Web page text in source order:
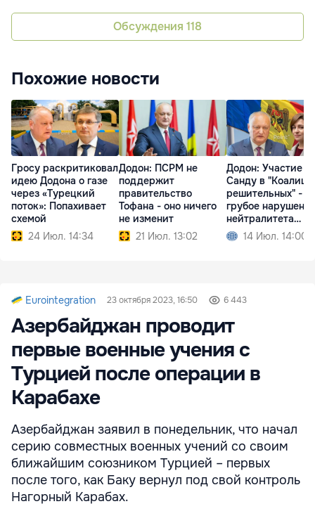
Обсуждения 118
Похожие новости
Гросу раскритиковал
идею Додона о газе
через «Турецкий
поток»: Попахивает
схемой
24 Июл. 14:34
Додон: ПСРМ не
поддержит
правительство
Тофана - оно ничего
не изменит
21 Июл. 13:02
Додон: Участие
Санду в
решительных" -
грубое
нейтралитета
Молдовы
14 Июл. 14:00
Eurointegration 23 октября 2023, 16:50 6 443
Азербайджан проводит
первые военные учения с
Турцией после операции в
Карабахе
Азербайджан заявил в понедельник, что начал
серию совместных военных учений со своим
ближайшим союзником Турцией – первых
после того, как Баку вернул под свой контроль
Нагорный Карабах.